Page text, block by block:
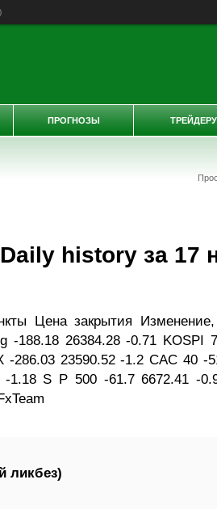
)
history за 17
Цена закрытия
-188.18 26384.28 -0.71 KOSPI
-286.03 23590.52 -1.2 CAC 40 -
-1.18 S P 500 -61.7 6672.41 -
ликбез)
ПРОГНОЗЫ ТРЕЙДЕРУ